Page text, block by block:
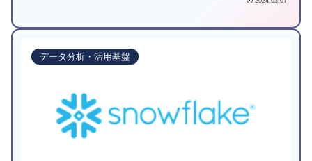
データ分析・活用基盤